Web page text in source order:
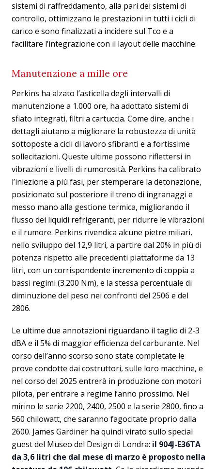
sistemi di raffreddamento, alla pari dei sistemi di
controllo, ottimizzano le prestazioni in tutti i cicli di
carico e sono finalizzati a incidere sul Tco e a
facilitare l’integrazione con il layout delle macchine.
Manutenzione a mille ore
Perkins ha alzato l’asticella degli intervalli di
manutenzione a 1.000 ore, ha adottato sistemi di
sfiato integrati, filtri a cartuccia. Come dire, anche i
dettagli aiutano a migliorare la robustezza di unità
sottoposte a cicli di lavoro sfibranti e a fortissime
sollecitazioni. Queste ultime possono riflettersi in
vibrazioni e livelli di rumorosità. Perkins ha calibrato
l’iniezione a più fasi, per stemperare la detonazione,
posizionato sul posteriore il treno di ingranaggi e
messo mano alla gestione termica, migliorando il
flusso dei liquidi refrigeranti, per ridurre le vibrazioni
e il rumore. Perkins rivendica alcune pietre miliari,
nello sviluppo del 12,9 litri, a partire dal 20% in più di
potenza rispetto alle precedenti piattaforme da 13
litri, con un corrispondente incremento di coppia a
bassi regimi (3.200 Nm), e la stessa percentuale di
diminuzione del peso nei confronti del 2506 e del
2806.
Le ultime due annotazioni riguardano il taglio di 2-3
dBA e il 5% di maggior efficienza del carburante. Nel
corso dell’anno scorso sono state completate le
prove condotte dai costruttori, sulle loro macchine, e
nel corso del 2025 entrerà in produzione con motori
pilota, per entrare a regime l’anno prossimo. Nel
mirino le serie 2200, 2400, 2500 e la serie 2800, fino a
560 chilowatt, che saranno fagocitate proprio dalla
2600. James Gardiner ha quindi virato sullo special
guest del Museo del Design di Londra: il 904J-E36TA
da 3,6 litri che dal mese di marzo è proposto nella